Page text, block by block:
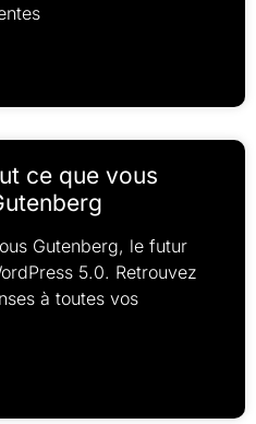
ce que vous
Gutenberg, le futur
5.0. Retrouvez
à toutes vos